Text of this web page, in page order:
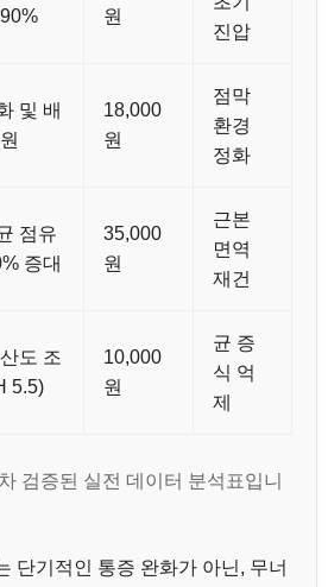
원
진압
및 배
18,000
원
점막
환경
정화
점유
증대
35,000
원
근본
면역
재건
도 조
5.5)
10,000
원
균 증
식 억
제
검증된 실전 데이터 분석표입니
단기적인 통증 완화가 아닌, 무너